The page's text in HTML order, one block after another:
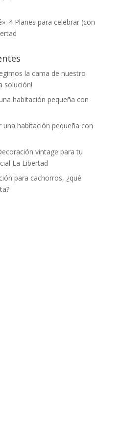
4 Planes para celebrar (con
la cama de nuestro
solución!
habitación pequeña con
una habitación pequeña con
vintage para tu
La Libertad
para cachorros, ¿qué